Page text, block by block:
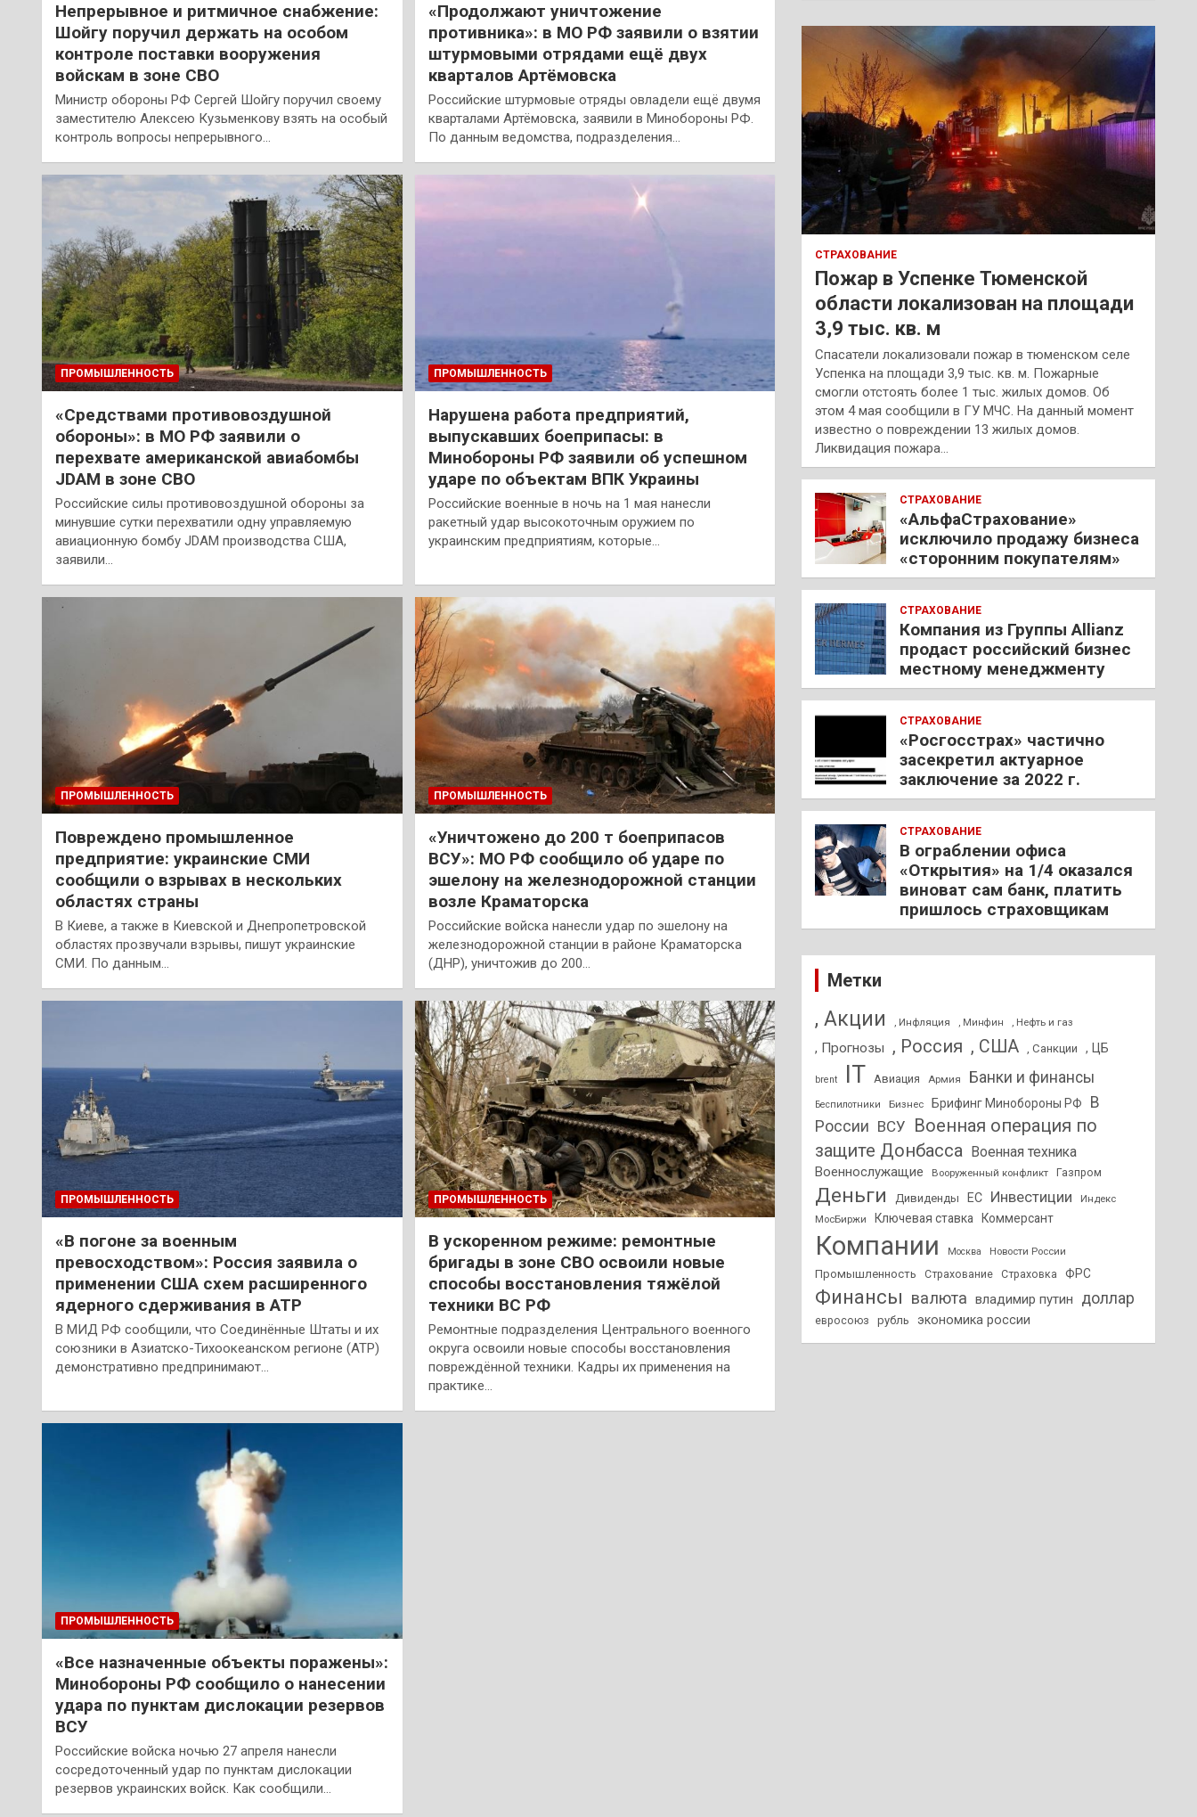
Непрерывное и ритмичное снабжение:
Шойгу поручил держать на особом
контроле поставки вооружения
войскам в зоне СВО
Министр обороны РФ Сергей Шойгу поручил своему
заместителю Алексею Кузьменкову взять на особый
контроль вопросы непрерывного…
«Продолжают уничтожение
противника»: в МО РФ заявили о взятии
штурмовыми отрядами ещё двух
кварталов Артёмовска
Российские штурмовые отряды овладели ещё двумя
кварталами Артёмовска, заявили в Минобороны РФ.
По данным ведомства, подразделения…
ПРОМЫШЛЕННОСТЬ
«Средствами противовоздушной
обороны»: в МО РФ заявили о
перехвате американской авиабомбы
JDAM в зоне СВО
Российские силы противовоздушной обороны за
минувшие сутки перехватили одну управляемую
авиационную бомбу JDAM производства США,
заявили…
ПРОМЫШЛЕННОСТЬ
Нарушена работа предприятий,
выпускавших боеприпасы: в
Минобороны РФ заявили об успешном
ударе по объектам ВПК Украины
Российские военные в ночь на 1 мая нанесли
ракетный удар высокоточным оружием по
украинским предприятиям, которые…
ПРОМЫШЛЕННОСТЬ
Повреждено промышленное
предприятие: украинские СМИ
сообщили о взрывах в нескольких
областях страны
В Киеве, а также в Киевской и Днепропетровской
областях прозвучали взрывы, пишут украинские
СМИ. По данным…
ПРОМЫШЛЕННОСТЬ
«Уничтожено до 200 т боеприпасов
ВСУ»: МО РФ сообщило об ударе по
эшелону на железнодорожной станции
возле Краматорска
Российские войска нанесли удар по эшелону на
железнодорожной станции в районе Краматорска
(ДНР), уничтожив до 200…
ПРОМЫШЛЕННОСТЬ
«В погоне за военным
превосходством»: Россия заявила о
применении США схем расширенного
ядерного сдерживания в АТР
В МИД РФ сообщили, что Соединённые Штаты и их
союзники в Азиатско-Тихоокеанском регионе (АТР)
демонстративно предпринимают…
ПРОМЫШЛЕННОСТЬ
В ускоренном режиме: ремонтные
бригады в зоне СВО освоили новые
способы восстановления тяжёлой
техники ВС РФ
Ремонтные подразделения Центрального военного
округа освоили новые способы восстановления
повреждённой техники. Кадры их применения на
практике…
ПРОМЫШЛЕННОСТЬ
«Все назначенные объекты поражены»:
Минобороны РФ сообщило о нанесении
удара по пунктам дислокации резервов
ВСУ
Российские войска ночью 27 апреля нанесли
сосредоточенный удар по пунктам дислокации
резервов украинских войск. Как сообщили…
СТРАХОВАНИЕ
Пожар в Успенке Тюменской
области локализован на площади
3,9 тыс. кв. м
Спасатели локализовали пожар в тюменском селе
Успенка на площади 3,9 тыс. кв. м. Пожарные
смогли отстоять более 1 тыс. жилых домов. Об
этом 4 мая сообщили в ГУ МЧС. На данный момент
известно о повреждении 13 жилых домов.
Ликвидация пожара…
СТРАХОВАНИЕ
«АльфаСтрахование»
исключило продажу бизнеса
«сторонним покупателям»
СТРАХОВАНИЕ
Компания из Группы Allianz
продаст российский бизнес
местному менеджменту
СТРАХОВАНИЕ
«Росгосстрах» частично
засекретил актуарное
заключение за 2022 г.
СТРАХОВАНИЕ
В ограблении офиса
«Открытия» на 1/4 оказался
виноват сам банк, платить
пришлось страховщикам
Метки
, Акции , Инфляция , Минфин , Нефть и газ
, Прогнозы , Россия , США , Санкции , ЦБ
brent IT Авиация Армия Банки и финансы
Беспилотники Бизнес Брифинг Минобороны РФ
В
России ВСУ Военная операция по
защите Донбасса Военная техника
Военнослужащие Вооруженный конфликт Газпром
Деньги Дивиденды ЕС Инвестиции
Индекс
МосБиржи
Ключевая ставка Коммерсант
Компании Москва Новости России
Промышленность Страхование Страховка ФРС
Финансы валюта владимир путин доллар
евросоюз рубль экономика россии